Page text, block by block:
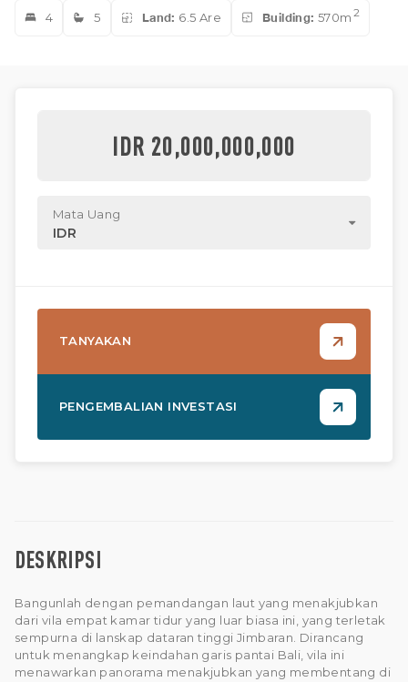
4 5 Land: 6.5 Are Building: 570m 2
DESKRIPSI
Bangunlah dengan pemandangan laut yang menakjubkan
dari vila empat kamar tidur yang luar biasa ini, yang terletak
sempurna di lanskap dataran tinggi Jimbaran. Dirancang
untuk menangkap keindahan garis pantai Bali, vila ini
menawarkan panorama menakjubkan yang membentang di
IDR 20,000,000,000
Mata Uang
IDR
TANYAKAN
PENGEMBALIAN INVESTASI